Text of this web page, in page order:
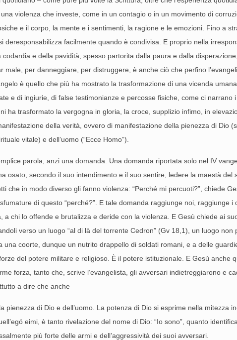
violenza che investe, come in un contagio o in un movimento di
e il corpo, la mente e i sentimenti, la ragione e le emozioni. Fino a
deresponsabilizza facilmente quando è condivisa. E proprio nella
e della pavidità, spesso partorita dalla paura e dalla
per danneggiare, per distruggere, è anche ciò che perfino
è quello che più ha mostrato la trasformazione di una vicenda
e di ingiurie, di false testimonianze e percosse fisiche, come ci
ha trasformato la vergogna in gloria, la croce, supplizio infimo, in
della verità, ovvero di manifestazione della pienezza di Dio
vitale) e dell’uomo (“Ecce Homo”).
parola, anzi una domanda. Una domanda riportata solo nel IV
osato, secondo il suo intendimento e il suo sentire, ledere la maestà
che in modo diverso gli fanno violenza: “Perché mi percuoti?”, chiede
di questo “perché?”. E tale domanda raggiunge noi, raggiunge
chi lo offende e brutalizza e deride con la violenza. E Gesù chiede ai
verso un luogo “al di là del torrente Cedron” (Gv 18,1), un luogo
coorte, dunque un nutrito drappello di soldati romani, e a delle
del potere militare e religioso. È il potere istituzionale. E Gesù anche
forza, tanto che, scrive l’evangelista, gli avversari indietreggiarono e
a dire che anche
pienezza di Dio e dell’uomo. La potenza di Dio si esprime nella mitezza
eimi, è tanto rivelazione del nome di Dio: “Io sono”, quanto
più forte delle armi e dell’aggressività dei suoi avversari.